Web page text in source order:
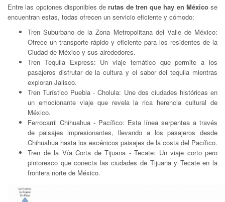
Entre las opciones disponibles derutas de tren que hay en Méxicose
encuentran estas, todas ofrecen un servicio eficiente y cómodo:
Tren Suburbano de la Zona Metropolitana del Valle de México:
Ofrece un transporte rápido y eficiente para los residentes de la
Ciudad de México y sus alrededores.
Tren Tequila Express: Un viaje temático que permite a los
pasajeros disfrutar de la cultura y el sabor del tequila mientras
exploran Jalisco.
Tren Turístico Puebla - Cholula: Une dos ciudades históricas en
un emocionante viaje que revela la rica herencia cultural de
México.
Ferrocarril Chihuahua - Pacífico: Esta línea serpentea a través
de paisajes impresionantes, llevando a los pasajeros desde
Chihuahua hasta los escénicos paisajes de la costa del Pacífico.
Tren de la Vía Corta de Tijuana - Tecate: Un viaje corto pero
pintoresco que conecta las ciudades de Tijuana y Tecate en la
frontera norte de México.